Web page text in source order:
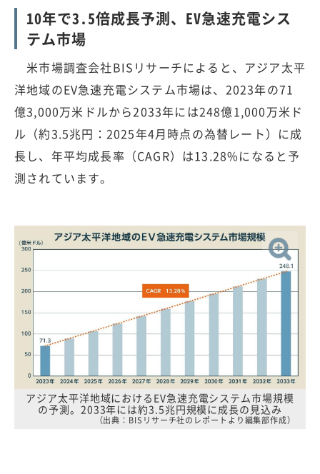
10年で3.5倍成長予測、EV急速充電シス
テム市場
米市場調査会社BISリサーチによると、アジア太平
洋地域のEV急速充電システム市場は、2023年の71
億3,000万米ドルから2033年には248億1,000万米ド
ル（約3.5兆円：2025年4月時点の為替レート）に成
長し、年平均成長率（CAGR）は13.28%になると予
測されています。
アジア太平洋地域におけるEV急速充電システム市場規模
の予測。2033年には約3.5兆円規模に成長の見込み
（出典：BISリサーチ社のレポートより編集部作成）